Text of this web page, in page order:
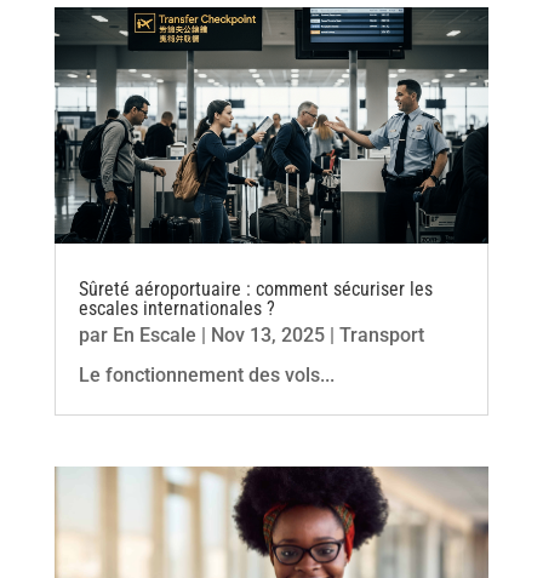
Sûreté aéroportuaire : comment sécuriser les
escales internationales ?
par En Escale Nov 13, 2025| Transport
Le fonctionnement des vols...